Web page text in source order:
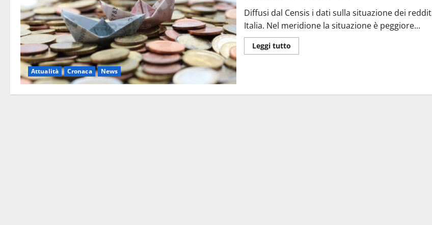
Attualità Cronaca News
Diffusi dal Censis i dati sulla situazione dei
Italia. Nel meridione la situazione è peggiore...
Leggi tutto